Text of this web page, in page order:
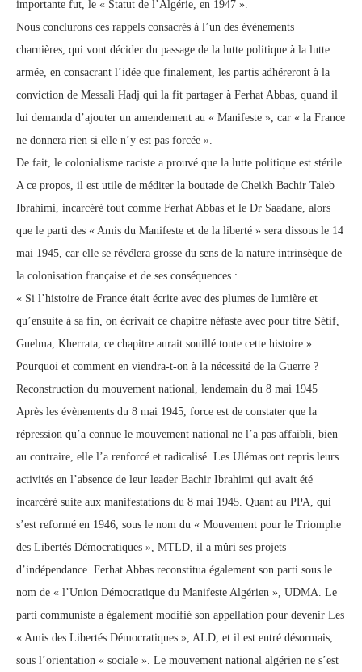
importante fut, le « Statut de l’Algérie, en 1947 ».
Nous conclurons ces rappels consacrés à l’un des évènements
charnières, qui vont décider du passage de la lutte politique à la lutte
armée, en consacrant l’idée que finalement, les partis adhéreront à la
conviction de Messali Hadj qui la fit partager à Ferhat Abbas, quand il
lui demanda d’ajouter un amendement au « Manifeste », car « la France
ne donnera rien si elle n’y est pas forcée ».
De fait, le colonialisme raciste a prouvé que la lutte politique est stérile.
A ce propos, il est utile de méditer la boutade de Cheikh Bachir Taleb
Ibrahimi, incarcéré tout comme Ferhat Abbas et le Dr Saadane, alors
que le parti des « Amis du Manifeste et de la liberté » sera dissous le 14
mai 1945, car elle se révélera grosse du sens de la nature intrinsèque de
la colonisation française et de ses conséquences :
« Si l’histoire de France était écrite avec des plumes de lumière et
qu’ensuite à sa fin, on écrivait ce chapitre néfaste avec pour titre Sétif,
Guelma, Kherrata, ce chapitre aurait souillé toute cette histoire ».
Pourquoi et comment en viendra-t-on à la nécessité de la Guerre ?
Reconstruction du mouvement national, lendemain du 8 mai 1945
Après les évènements du 8 mai 1945, force est de constater que la
répression qu’a connue le mouvement national ne l’a pas affaibli, bien
au contraire, elle l’a renforcé et radicalisé. Les Ulémas ont repris leurs
activités en l’absence de leur leader Bachir Ibrahimi qui avait été
incarcéré suite aux manifestations du 8 mai 1945. Quant au PPA, qui
s’est reformé en 1946, sous le nom du « Mouvement pour le Triomphe
des Libertés Démocratiques », MTLD, il a mûri ses projets
d’indépendance. Ferhat Abbas reconstitua également son parti sous le
nom de « l’Union Démocratique du Manifeste Algérien », UDMA. Le
parti communiste a également modifié son appellation pour devenir Les
« Amis des Libertés Démocratiques », ALD, et il est entré désormais,
sous l’orientation « sociale ». Le mouvement national algérien ne s’est